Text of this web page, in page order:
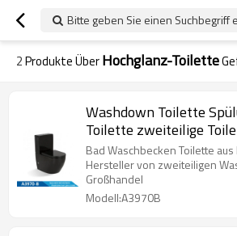
Bitte geben Sie einen Suchbegriff
2Produkte ÜberHochglanz-Toilette
Washdown Toilette
Toilette zweiteilige
Close Toilettensitz
Großhandel
Bad Waschbecken Toilette
Hersteller von zweiteiligen
Großhandel
Modell:A3970B